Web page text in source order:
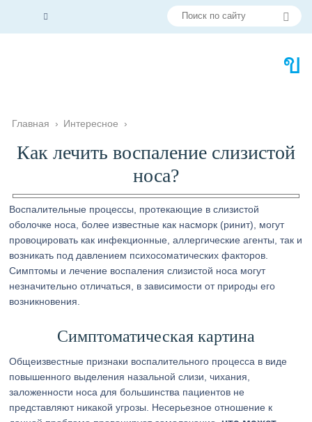
Главная › Интересное ›
Как лечить воспаление слизистой
носа?
Воспалительные процессы, протекающие в слизистой
оболочке носа, более известные как насморк (ринит), могут
провоцировать как инфекционные, аллергические агенты, так и
возникать под давлением психосоматических факторов.
Симптомы и лечение воспаления слизистой носа могут
незначительно отличаться, в зависимости от природы его
возникновения.
Симптоматическая картина
Общеизвестные признаки воспалительного процесса в виде
повышенного выделения назальной слизи, чихания,
заложенности носа для большинства пациентов не
представляют никакой угрозы. Несерьезное отношение к